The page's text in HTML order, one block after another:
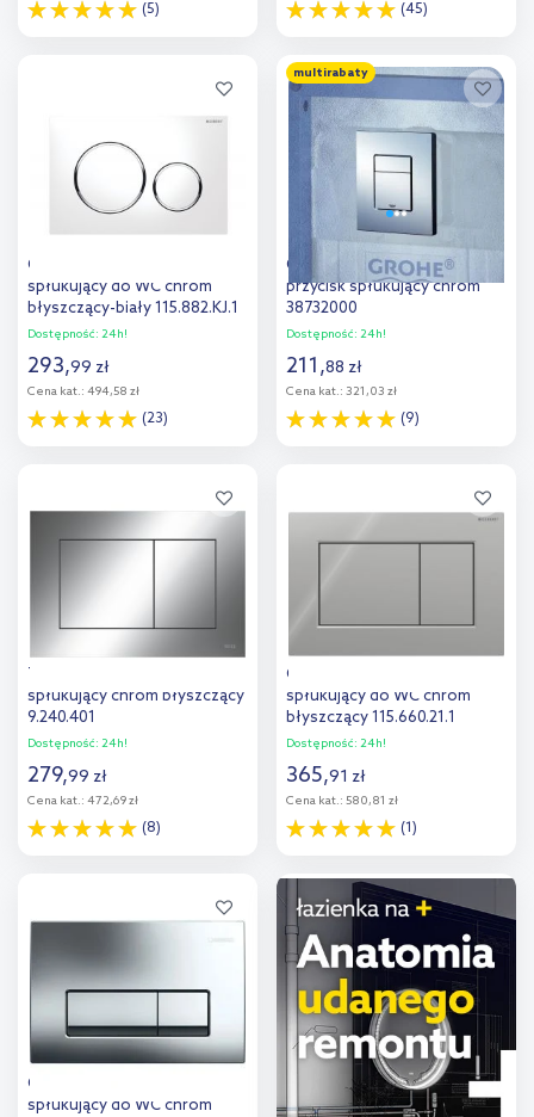
(5) (45)
Dodaj do
porównania
Geberit Sigma20 przycisk
spłukujący do WC chrom
błyszczący-biały 115.882.KJ.1
Dostępność: 24h!
293,99 zł
Cena kat.: 494,58 zł
(23)
porównania
multirabaty
Grohe Skate Cosmopolitan
przycisk spłukujący chrom
38732000
Dostępność: 24h!
211,88 zł
Cena kat.: 321,03 zł
(9)
porównania
Tece Now przycisk
spłukujący chrom błyszczący
9.240.401
Dostępność: 24h!
279,99 zł
Cena kat.: 472,69 zł
(8)
Geberit Sigma01 przycisk
spłukujący do WC chrom
błyszczący 115.660.21.1
Dostępność: 24h!
365,91 zł
Cena kat.: 580,81 zł
(1)
Dodaj do
porównania
Geberit Delta przycisk
spłukujący do WC chrom